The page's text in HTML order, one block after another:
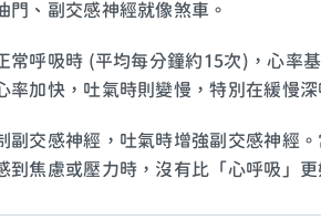
門、副交感神經就像煞車。
常呼吸時 (平均每分鐘約15次)，心率
率加快，吐氣時則變慢，特別在緩慢
副交感神經，吐氣時增強副交感神經
到焦慮或壓力時，沒有比「心呼吸」更